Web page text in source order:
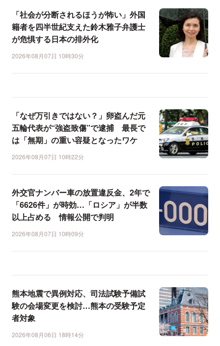
「社会が分断されるほうが怖い」外国
籍者を四半世紀支えた鈴木雅子弁護士
が危惧する日本の排外化
2026年08月07日 10時30分
「なぜ万引きではない？」卵盗んだ元
五輪代表が“強盗致傷”で逮捕 最長で
は「無期」の重い容疑となったワケ
2026年08月07日 10時22分
外交官ナンバー車の放置違反金、2年で
「6626件」が時効…「ロシア」が半数
以上占める 情報公開で判明
2026年08月07日 10時09分
熊本地震で異例対応、司法試験予備試
験の会場変更を検討…熊本の受験予定
者対象
2026年08月06日 18時14分